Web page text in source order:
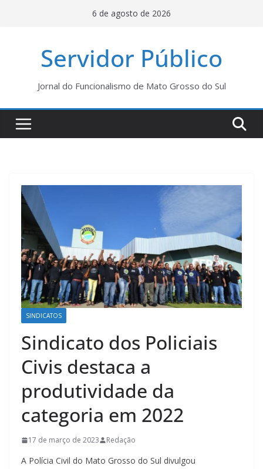
6 de agosto de 2026
Servidor Público
Jornal do Funcionalismo de Mato Grosso do Sul
SINDICATOS
Sindicato dos Policiais
Civis destaca a
produtividade da
categoria em 2022
17 de março de 2023 Redação
A Polícia Civil do Mato Grosso do Sul divulgou